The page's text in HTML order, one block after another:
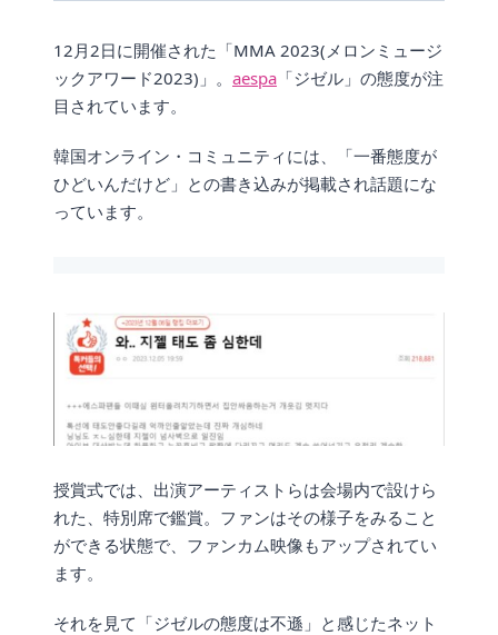
12月2日に開催された「MMA 2023(メロンミュージ
ックアワード2023)」。 aespa 「ジゼル」の態度が注
目されています。
韓国オンライン・コミュニティには、「一番態度が
ひどいんだけど」との書き込みが掲載され話題にな
っています。
授賞式では、出演アーティストらは会場内で設けら
れた、特別席で鑑賞。ファンはその様子をみること
ができる状態で、ファンカム映像もアップされてい
ます。
それを見て「ジゼルの態度は不遜」と感じたネット